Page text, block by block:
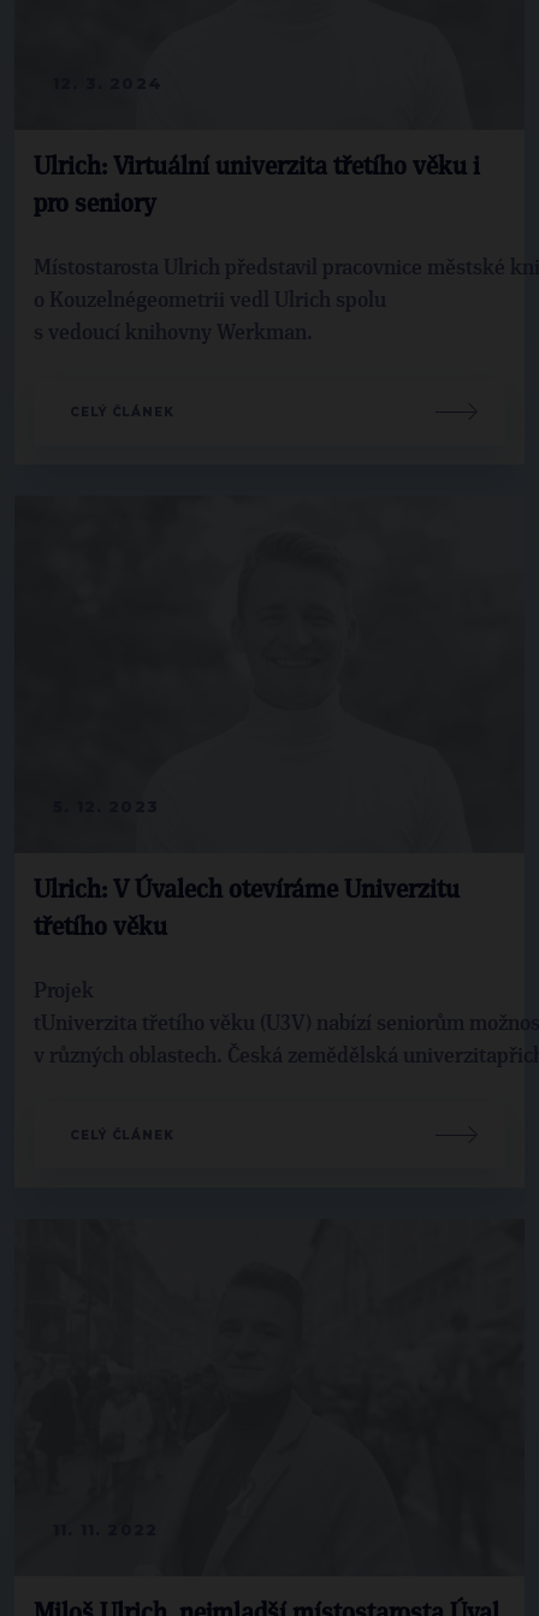
Ulrich: Virtuální univerzita třetího věku i
pro seniory
Místostarosta Ulrich představil pracovnice městské
o Kouzelnégeometrii vedl Ulrich spolu
s vedoucí knihovny Werkman.
CELÝ ČLÁNEK
Ulrich: V Úvalech otevíráme Univerzitu
třetího věku
Projek
tUniverzita třetího věku (U3V) nabízí seniorům
v různých oblastech. Česká zemědělská
CELÝ ČLÁNEK